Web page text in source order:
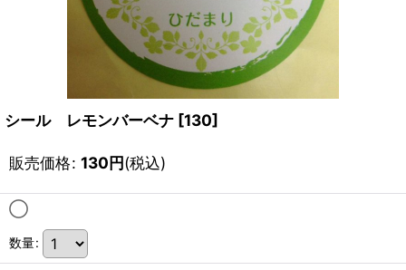
シール レモンバーベナ [130]
販売価格: 130円(税込)
◯
数量: